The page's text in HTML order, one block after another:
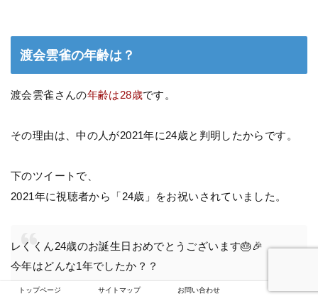
渡会雲雀の年齢は？
渡会雲雀さんの年齢は28歳です。
その理由は、中の人が2021年に24歳と判明したからです。
下のツイートで、
2021年に視聴者から「24歳」をお祝いされていました。
レくくん24歳のお誕生日おめでとうございます🎂🎉
今年はどんな1年でしたか？？
レくくんの声聴きたいです☺️
トップページ サイトマップ お問い合わせ